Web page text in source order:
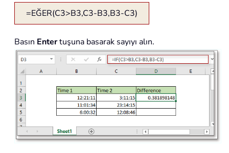
=EĞER(C3>B3,C3-B3,B3-C3)
Basın Entertuşuna basarak sayıyı alın.